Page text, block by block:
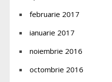
februarie 2017
ianuarie 2017
noiembrie 2016
octombrie 2016